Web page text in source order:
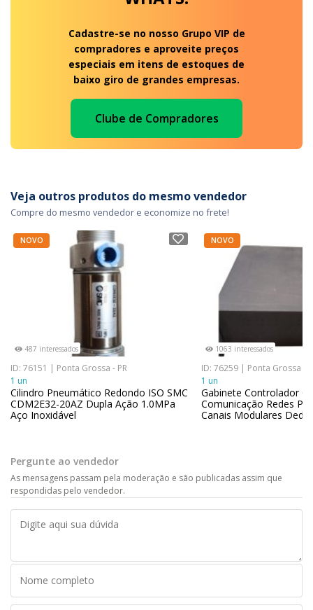
Cadastre-se no nosso Grupo VIP de
compradores e aproveite preços
especiais em itens de estoques de
baixo giro de grandes empresas.
Clube de Compradores
Veja outros produtos do mesmo vendedor
Compre do mesmo vendedor e economize no frete!
NOVO
487 interessados
ID: 76151 | Ponta Grossa - PR
1 un
Cilindro Pneumático Redondo ISO SMC
CDM2E32-20AZ Dupla Ação 1.0MPa
Aço Inoxidável
NOVO
1063 interessados
ID: 76259 | Ponta Grossa -
1 un
Gabinete Controlador
Comunicação Redes
Canais Modulares
Pergunte ao vendedor
As mensagens passam pela moderação e são publicadas assim que
respondidas pelo vendedor.